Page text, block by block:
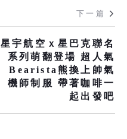
下一篇
星宇航空ｘ星巴克聯名
系列萌翻登場 超人氣
Bearista熊換上帥氣
機師制服 帶著咖啡一
起出發吧